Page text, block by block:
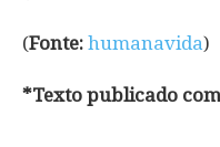
(Fonte: humanavida)
*Texto publicado